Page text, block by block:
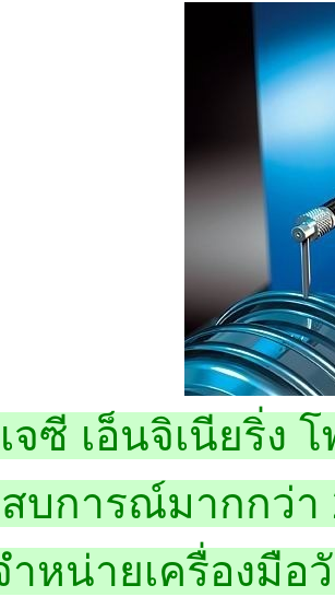
จซี เอ็นจิเนียริ่ง
บการณ์มากกว่
หน่ายเครื่องมือ